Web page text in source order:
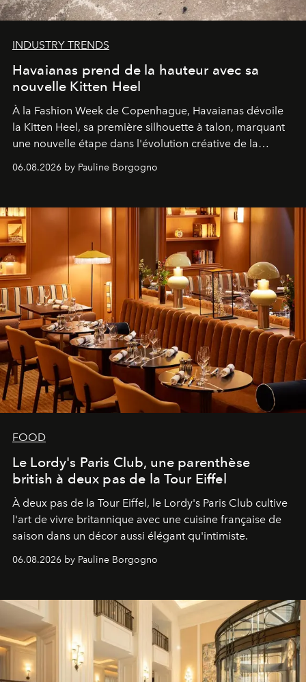
INDUSTRY TRENDS
Havaianas prend de la hauteur avec sa
nouvelle Kitten Heel
À la Fashion Week de Copenhague, Havaianas dévoile
la Kitten Heel, sa première silhouette à talon, marquant
une nouvelle étape dans l'évolution créative de la
06.08.2026 by Pauline Borgogno
FOOD
Le Lordy's Paris Club, une parenthèse
british à deux pas de la Tour Eiffel
À deux pas de la Tour Eiffel, le Lordy's Paris Club cultive
l'art de vivre britannique avec une cuisine française de
saison dans un décor aussi élégant qu'intimiste.
06.08.2026 by Pauline Borgogno